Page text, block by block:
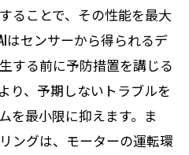
ることで、その性能を最大
はセンサーから得られるデ
する前に予防措置を講じる
り、予期しないトラブルを
を最小限に抑えます。ま
ングは、モーターの運転環